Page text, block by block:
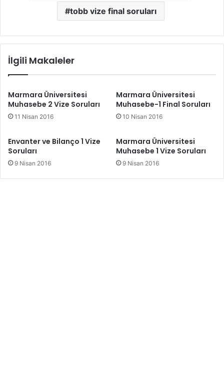
tobb vize final soruları
İlgili Makaleler
Marmara Üniversitesi
Muhasebe 2 Vize Soruları
11 Nisan 2016
Marmara Üniversitesi
Muhasebe-1 Final Soruları
10 Nisan 2016
Envanter ve Bilanço 1 Vize
Soruları
9 Nisan 2016
Marmara Üniversitesi
Muhasebe 1 Vize Soruları
9 Nisan 2016